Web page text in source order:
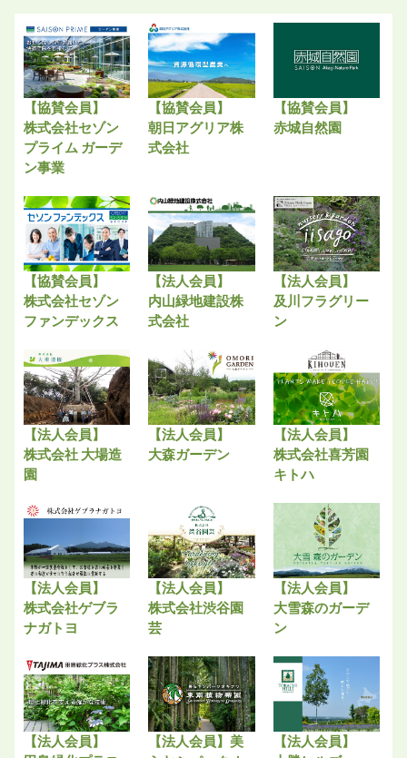
【協賛会員】
株式会社セゾン
プライム ガーデ
ン事業
【協賛会員】
朝日アグリア株
式会社
【協賛会員】
赤城自然園
【協賛会員】
株式会社セゾン
ファンデックス
【法人会員】
内山緑地建設株
式会社
【法人会員】
及川フラグリー
ン
【法人会員】
株式会社 大場造
園
【法人会員】
大森ガーデン
【法人会員】
株式会社喜芳園
キトハ
【法人会員】
株式会社ゲブラ
ナガトヨ
【法人会員】
株式会社渋谷園
芸
【法人会員】
大雪森のガーデ
ン
【法人会員】
【法人会員】美
【法人会員】